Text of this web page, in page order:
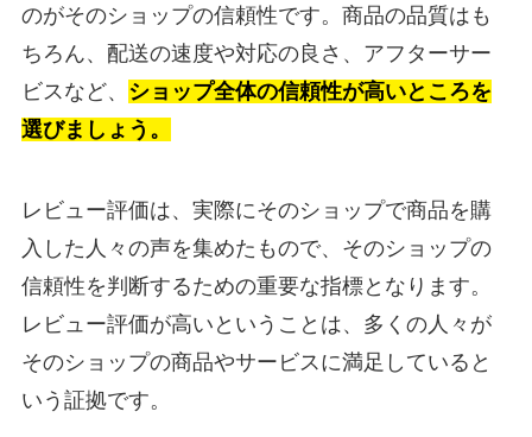
のがそのショップの信頼性です。商品の品質はも
ちろん、配送の速度や対応の良さ、アフターサー
ビスなど、 ショップ全体の信頼性が高いところを
選びましょう。
レビュー評価は、実際にそのショップで商品を購
入した人々の声を集めたもので、そのショップの
信頼性を判断するための重要な指標となります。
レビュー評価が高いということは、多くの人々が
そのショップの商品やサービスに満足していると
いう証拠です。